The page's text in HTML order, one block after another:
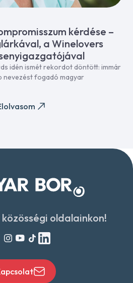
kérdése –
a Winelovers
idén ismét rekordot döntött: immár
nevezést fogadó magyar
oldalainkon!